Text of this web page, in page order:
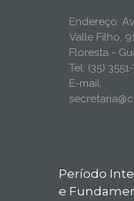
Endereço:
Valle Filho,
Floresta -
Tel: (35)
E-mail:
Período
e